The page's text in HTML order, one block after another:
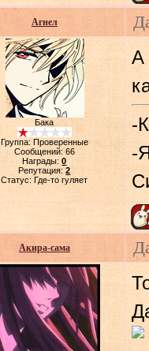
Агнел
Бака
Группа: Проверенные
Сообщений: 66
Награды:0
Репутация:2
Статус:Где-то гуляет
А
-
-
Акира-сама